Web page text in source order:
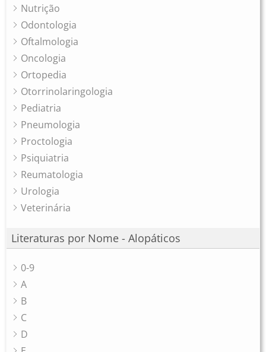
Nutrição
Odontologia
Oftalmologia
Oncologia
Ortopedia
Otorrinolaringologia
Pediatria
Pneumologia
Proctologia
Psiquiatria
Reumatologia
Urologia
Veterinária
Literaturas por Nome - Alopáticos
0-9
A
B
C
D